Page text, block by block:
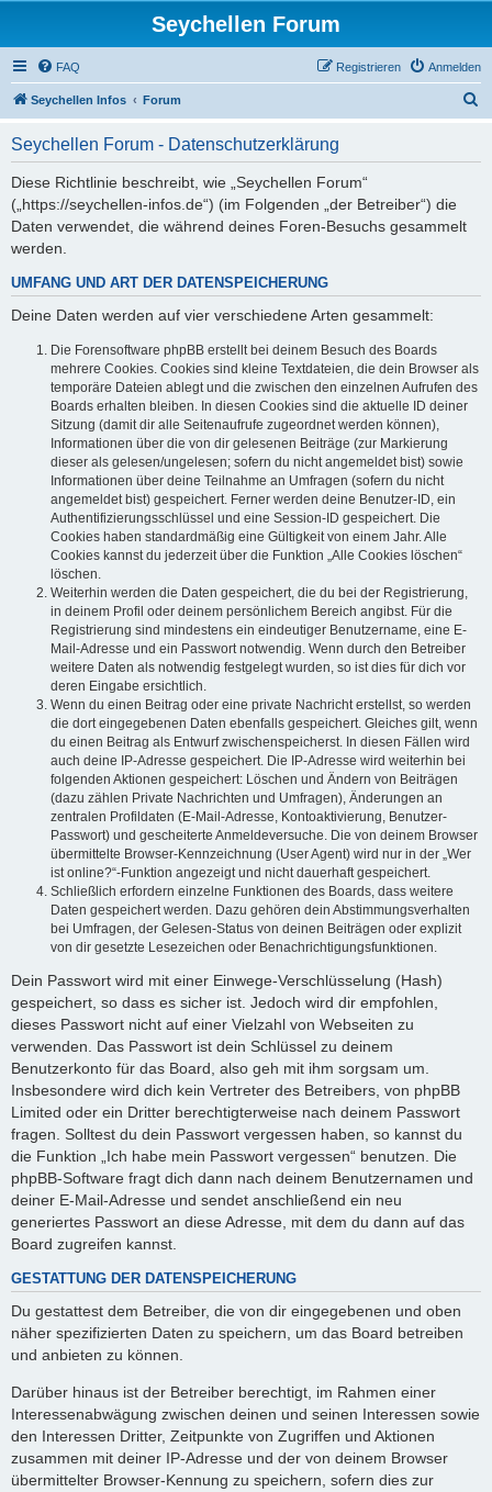
Seychellen Forum
FAQ Anmelden
Registrieren
Seychellen Infos Forum
Seychellen Forum - Datenschutzerklärung
Diese Richtlinie beschreibt, wie „Seychellen Forum“
(„https://seychellen-infos.de“) (im Folgenden „der Betreiber“) die
Daten verwendet, die während deines Foren-Besuchs gesammelt
werden.
UMFANG UND ART DER DATENSPEICHERUNG
Deine Daten werden auf vier verschiedene Arten gesammelt:
Die Forensoftware phpBB erstellt bei deinem Besuch des Boards
mehrere Cookies. Cookies sind kleine Textdateien, die dein Browser als
temporäre Dateien ablegt und die zwischen den einzelnen Aufrufen des
Boards erhalten bleiben. In diesen Cookies sind die aktuelle ID deiner
Sitzung (damit dir alle Seitenaufrufe zugeordnet werden können),
Informationen über die von dir gelesenen Beiträge (zur Markierung
dieser als gelesen/ungelesen; sofern du nicht angemeldet bist) sowie
Informationen über deine Teilnahme an Umfragen (sofern du nicht
angemeldet bist) gespeichert. Ferner werden deine Benutzer-ID, ein
Authentifizierungsschlüssel und eine Session-ID gespeichert. Die
Cookies haben standardmäßig eine Gültigkeit von einem Jahr. Alle
Cookies kannst du jederzeit über die Funktion „Alle Cookies löschen“
löschen.
Weiterhin werden die Daten gespeichert, die du bei der Registrierung,
in deinem Profil oder deinem persönlichem Bereich angibst. Für die
Registrierung sind mindestens ein eindeutiger Benutzername, eine E-
Mail-Adresse und ein Passwort notwendig. Wenn durch den Betreiber
weitere Daten als notwendig festgelegt wurden, so ist dies für dich vor
deren Eingabe ersichtlich.
Wenn du einen Beitrag oder eine private Nachricht erstellst, so werden
die dort eingegebenen Daten ebenfalls gespeichert. Gleiches gilt, wenn
du einen Beitrag als Entwurf zwischenspeicherst. In diesen Fällen wird
auch deine IP-Adresse gespeichert. Die IP-Adresse wird weiterhin bei
folgenden Aktionen gespeichert: Löschen und Ändern von Beiträgen
(dazu zählen Private Nachrichten und Umfragen), Änderungen an
zentralen Profildaten (E-Mail-Adresse, Kontoaktivierung, Benutzer-
Passwort) und gescheiterte Anmeldeversuche. Die von deinem Browser
übermittelte Browser-Kennzeichnung (User Agent) wird nur in der „Wer
ist online?“-Funktion angezeigt und nicht dauerhaft gespeichert.
Schließlich erfordern einzelne Funktionen des Boards, dass weitere
Daten gespeichert werden. Dazu gehören dein Abstimmungsverhalten
bei Umfragen, der Gelesen-Status von deinen Beiträgen oder explizit
von dir gesetzte Lesezeichen oder Benachrichtigungsfunktionen.
Dein Passwort wird mit einer Einwege-Verschlüsselung (Hash)
gespeichert, so dass es sicher ist. Jedoch wird dir empfohlen,
dieses Passwort nicht auf einer Vielzahl von Webseiten zu
verwenden. Das Passwort ist dein Schlüssel zu deinem
Benutzerkonto für das Board, also geh mit ihm sorgsam um.
Insbesondere wird dich kein Vertreter des Betreibers, von phpBB
Limited oder ein Dritter berechtigterweise nach deinem Passwort
fragen. Solltest du dein Passwort vergessen haben, so kannst du
die Funktion „Ich habe mein Passwort vergessen“ benutzen. Die
phpBB-Software fragt dich dann nach deinem Benutzernamen und
deiner E-Mail-Adresse und sendet anschließend ein neu
generiertes Passwort an diese Adresse, mit dem du dann auf das
Board zugreifen kannst.
GESTATTUNG DER DATENSPEICHERUNG
Du gestattest dem Betreiber, die von dir eingegebenen und oben
näher spezifizierten Daten zu speichern, um das Board betreiben
und anbieten zu können.
Darüber hinaus ist der Betreiber berechtigt, im Rahmen einer
Interessenabwägung zwischen deinen und seinen Interessen sowie
den Interessen Dritter, Zeitpunkte von Zugriffen und Aktionen
zusammen mit deiner IP-Adresse und der von deinem Browser
übermittelter Browser-Kennung zu speichern, sofern dies zur